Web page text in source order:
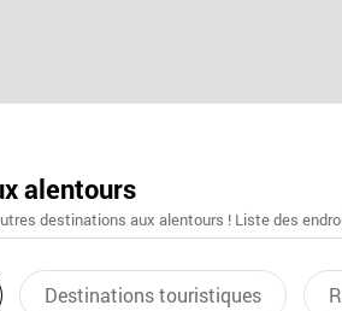
alentours
destinations aux alentours ! Liste des
Destinations touristiques